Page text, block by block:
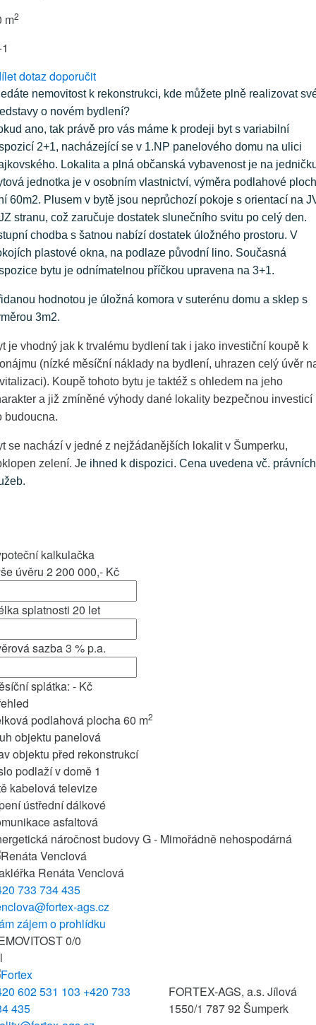
m2
dotazdoporučit
nemovitost k rekonstrukci, kde můžete plně realizovat
o novém bydlení?
ano, tak právě pro vás máme k prodeji byt s variabilní
2+1, nacházející se v 1.NP panelového domu na ulici
Lokalita a plná občanská vybavenost je na
jednotka je v osobním vlastnictví, výměra podlahové
60m2. Plusem v bytě jsou neprůchozí pokoje s orientací na
stranu, což zaručuje dostatek slunečního svitu po celý den.
chodba s šatnou nabízí dostatek úložného prostoru. V
plastové okna, na podlaze původní lino. Současná
bytu je odnímatelnou příčkou upravena na 3+1.
hodnotou je úložná komora v suterénu domu a sklep s
3m2.
je vhodný jak k trvalému bydlení tak i jako investiční koupě k
(nízké měsíční náklady na bydlení, uhrazen celý úvěr
Koupě tohoto bytu je taktéž s ohledem na jeho
a již zmíněné výhody dané lokality bezpečnou investicí
budoucna.
se nachází v jedné z nejžádanějších lokalit v Šumperku,
zelení. Je ihned k dispozici. Cena uvedena vč. právních
kalkulačka
úvěru 2 200 000,- Kč
splatnosti 20 let
sazba3 % p.a.
splátka: - Kč
podlahová plocha60 m2
objektu panelová
objektu před rekonstrukcí
podlaží v domě 1
kabelová televize
ústřední dálkové
asfaltová
náročnost budovyG - Mimořádně nehospodárná
Renáta Venclová
733 734 435
ags.cz
zájem o prohlídku
0/0
l
602 531 103 +420 733
435
FORTEX-AGS, a.s. Jílová
1550/1 787 92 Šumperk